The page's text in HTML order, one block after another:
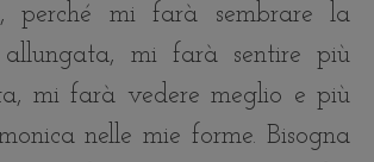
mi farà sembrare la
mi farà sentire più
mi farà vedere meglio e più
nelle mie forme. Bisogna